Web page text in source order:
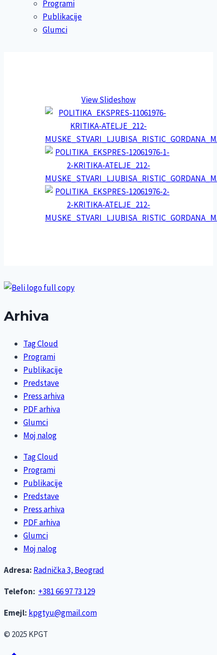
Programi
Publikacije
Glumci
View Slideshow
Arhiva
Tag Cloud
Programi
Publikacije
Predstave
Press arhiva
PDF arhiva
Glumci
Moj nalog
Tag Cloud
Programi
Publikacije
Predstave
Press arhiva
PDF arhiva
Glumci
Moj nalog
Adresa: Radnička 3, Beograd
Telefon: +381 66 97 73 129
Emejl: kpgtyu@gmail.com
© 2025 KPGT